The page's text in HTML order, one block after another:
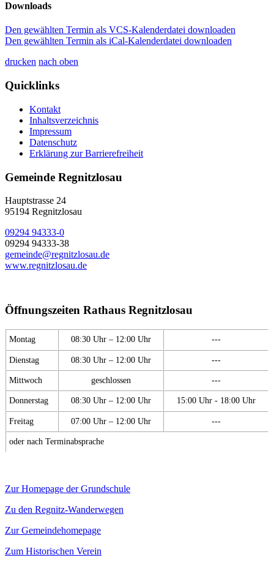
Downloads
Den gewählten Termin als VCS-Kalenderdatei downloaden
Den gewählten Termin als iCal-Kalenderdatei downloaden
drucken nach oben
Quicklinks
Kontakt
Inhaltsverzeichnis
Impressum
Datenschutz
Erklärung zur Barrierefreiheit
Gemeinde Regnitzlosau
Hauptstrasse 24
95194 Regnitzlosau
09294 94333-0
09294 94333-38
gemeinde@regnitzlosau.de
www.regnitzlosau.de
Öffnungszeiten Rathaus Regnitzlosau
Montag 08:30 Uhr – 12:00 Uhr ---
Dienstag 08:30 Uhr – 12:00 Uhr ---
Mittwoch geschlossen ---
Donnerstag 08:30 Uhr – 12:00 Uhr 15:00 Uhr - 18:00 Uhr
Freitag 07:00 Uhr – 12:00 Uhr ---
oder nach Terminabsprache
Zur Homepage der Grundschule
Zu den Regnitz-Wanderwegen
Zur Gemeindehomepage
Zum Historischen Verein